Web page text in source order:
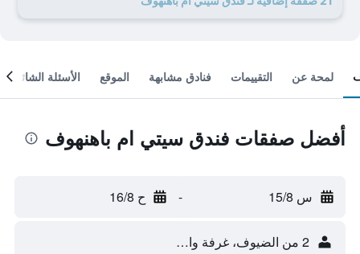
لمحة عن التقييمات فنادق مشابهة الموقع الأسئلة الشائعة
أفضل صفقات فندق سيتي ام باهنهوف
س 15/8 - ح 16/8
2 من الضيوف، غرفة واحدة